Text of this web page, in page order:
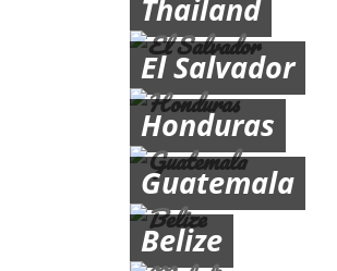
Thailand
El Salvador
Honduras
Guatemala
Belize